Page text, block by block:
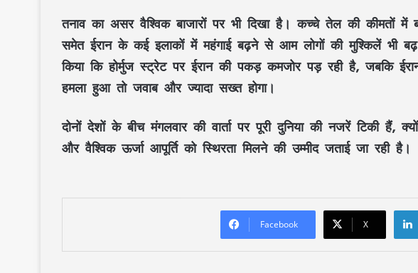
तनाव का असर वैश्विक बाजारों पर भी दिखा है। कच्चे तेल की कीमतों में
समेत ईरान के कई इलाकों में महंगाई बढ़ने से आम लोगों की मुश्किलें भी
किया कि होर्मुज स्ट्रेट पर ईरान की पकड़ कमजोर पड़ रही है, जबकि
हमला हुआ तो जवाब और ज्यादा सख्त होगा।
दोनों देशों के बीच मंगलवार की वार्ता पर पूरी दुनिया की नजरें टिकी हैं,
और वैश्विक ऊर्जा आपूर्ति को स्थिरता मिलने की उम्मीद जताई जा रही है।
Facebook X